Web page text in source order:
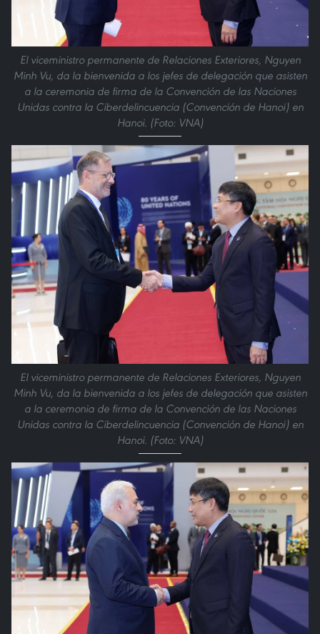
El viceministro permanente de Relaciones Exteriores, Nguyen
Minh Vu, da la bienvenida a los jefes de delegación que asisten
a la ceremonia de firma de la Convención de las Naciones
Unidas contra la Ciberdelincuencia (Convención de Hanoi) en
Hanoi. (Foto: VNA)
El viceministro permanente de Relaciones Exteriores, Nguyen
Minh Vu, da la bienvenida a los jefes de delegación que asisten
a la ceremonia de firma de la Convención de las Naciones
Unidas contra la Ciberdelincuencia (Convención de Hanoi) en
Hanoi. (Foto: VNA)